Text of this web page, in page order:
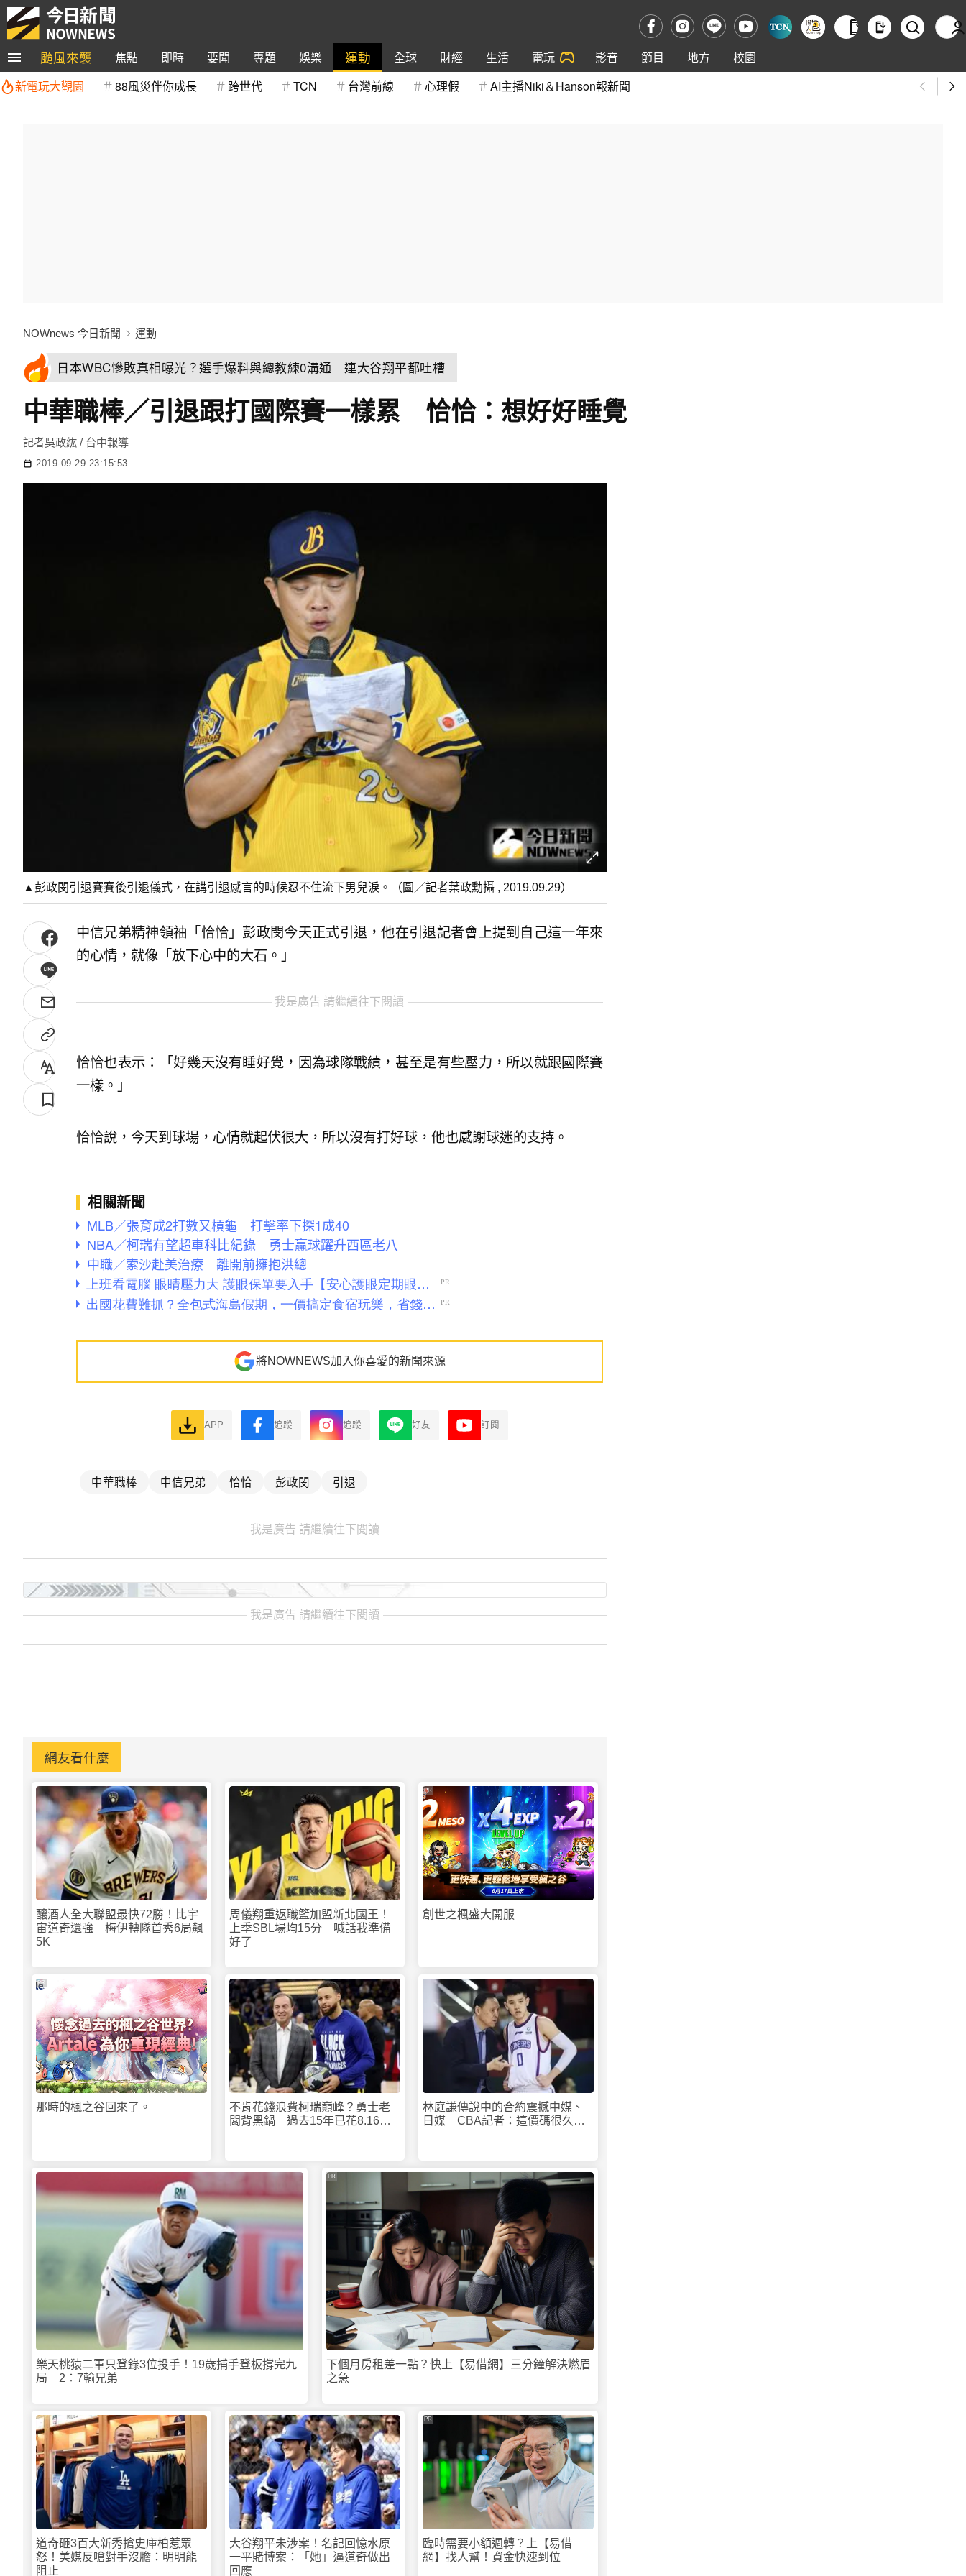
颱風來襲 焦點 即時 要聞 專題 娛樂 運動 全球 財經 生活 電玩 影音 節目 地方
校園
新電玩大觀園
88風災伴你成長 跨世代 TCN 台灣前線 心理假 AI主播Niki＆Hanson報新聞
NOWnews 今日新聞 運動
日本WBC慘敗真相曝光？選手爆料與總教練0溝通 連大谷翔平都吐槽
中華職棒／引退跟打國際賽一樣累 恰恰：想好好睡覺
記者吳政紘 / 台中報導
2019-09-29 23:15:53
▲彭政閔引退賽賽後引退儀式，在講引退感言的時候忍不住流下男兒淚。（圖／記者葉政勳攝 , 2019.09.29）
中信兄弟精神領袖「恰恰」彭政閔今天正式引退，他在引退記者會上提到自己這一年來
的心情，就像「放下心中的大石。」
我是廣告 請繼續往下閱讀
恰恰也表示：「好幾天沒有睡好覺，因為球隊戰績，甚至是有些壓力，所以就跟國際賽
一樣。」
恰恰說，今天到球場，心情就起伏很大，所以沒有打好球，他也感謝球迷的支持。
相關新聞
MLB／張育成2打數又槓龜 打擊率下探1成40
NBA／柯瑞有望超車科比紀錄 勇士贏球躍升西區老八
中職／索沙赴美治療 離開前擁抱洪總
將NOWNEWS加入你喜愛的新聞來源
APP 追蹤 追蹤 好友 訂閱
中華職棒 中信兄弟 恰恰 彭政閔 引退
我是廣告 請繼續往下閱讀
我是廣告 請繼續往下閱讀
網友看什麼
釀酒人全大聯盟最快72勝！比宇
宙道奇還強 梅伊轉隊首秀6局飆
5K
周儀翔重返職籃加盟新北國王！
上季SBL場均15分 喊話我準備
好了
創世之楓盛大開服
PR
那時的楓之谷回來了。
PR
不肯花錢浪費柯瑞巔峰？勇士老
闆背黑鍋 過去15年已花8.16億
林庭謙傳說中的合約震撼中媒、
日媒 CBA記者：這價碼很久沒
樂天桃猿二軍只登錄3位投手！19歲捕手登板撐完九
局 2：7輸兄弟
下個月房租差一點？快上【易借網】三分鐘解決燃眉
之急
PR
道奇砸3百大新秀搶史庫柏惹眾
怒！美媒反嗆對手沒膽：明明能
阻止
大谷翔平未涉案！名記回憶水原
一平賭博案：「她」逼道奇做出
回應
臨時需要小額週轉？上【易借
網】找人幫！資金快速到位
PR